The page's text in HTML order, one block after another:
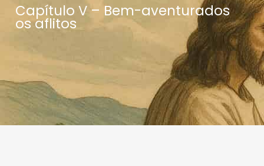
Capítulo V – Bem-aventurados
os aflitos